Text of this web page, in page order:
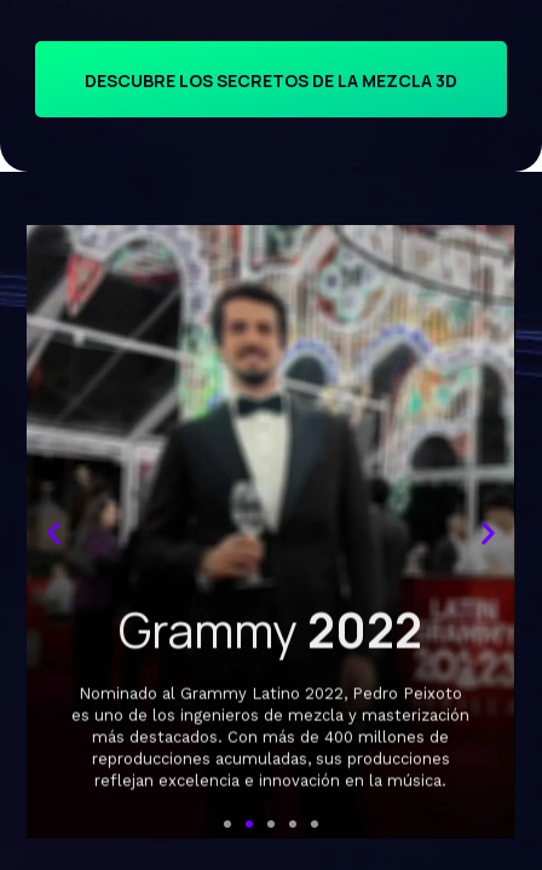
DESCUBRE LOS SECRETOS DE LA MEZCLA 3D
Grammy 2022
Nominado al Grammy Latino 2022, Pedro Peixoto
es uno de los ingenieros de mezcla y masterización
más destacados. Con más de 400 millones de
reproducciones acumuladas, sus producciones
reflejan excelencia e innovación en la música.